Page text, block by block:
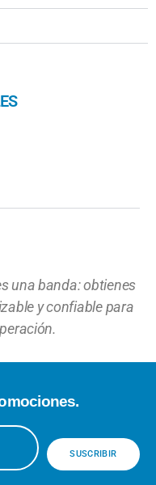
una banda: obtienes
y confiable para
SUSCRIBIR